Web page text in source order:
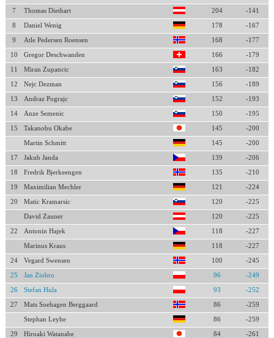
7 Thomas Diethart 204 -141
8 Daniel Wenig 178 -167
9 Atle Pedersen Roensen 168 -177
10 Gregor Deschwanden 166 -179
11 Miran Zupancic 163 -182
12 Nejc Dezman 156 -189
13 Andraz Pograjc 152 -193
14 Anze Semenic 150 -195
15 Takanobu Okabe 145 -200
Martin Schmitt 145 -200
17 Jakub Janda 139 -206
18 Fredrik Bjerkeengen 135 -210
19 Maximilian Mechler 121 -224
20 Matic Kramarsic 120 -225
David Zauner 120 -225
22 Antonin Hajek 118 -227
Marinus Kraus 118 -227
24 Vegard Swensen 100 -245
25 Jan Ziobro 96 -249
26 Stefan Hula 93 -252
27 Mats Soehagen Berggaard 86 -259
Stephan Leyhe 86 -259
29 Hiroaki Watanabe 84 -261